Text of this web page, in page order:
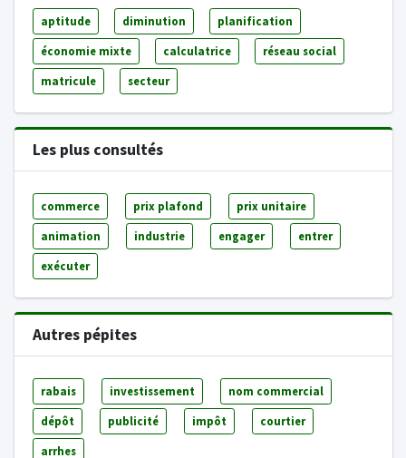
aptitude diminution planification
économie mixte calculatrice réseau social
matricule secteur
Les plus consultés
commerce prix plafond prix unitaire
animation industrie engager entrer
exécuter
Autres pépites
rabais investissement nom commercial
dépôt publicité impôt courtier
arrhes